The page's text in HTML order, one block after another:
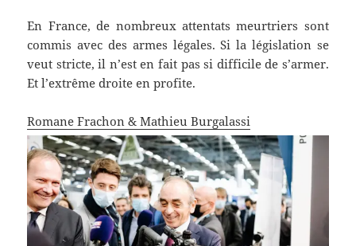
En France, de nombreux attentats meurtriers sont
commis avec des armes légales. Si la législation se
veut stricte, il n’est en fait pas si difficile de s’armer.
Et l’extrême droite en profite.
Romane Frachon & Mathieu Burgalassi